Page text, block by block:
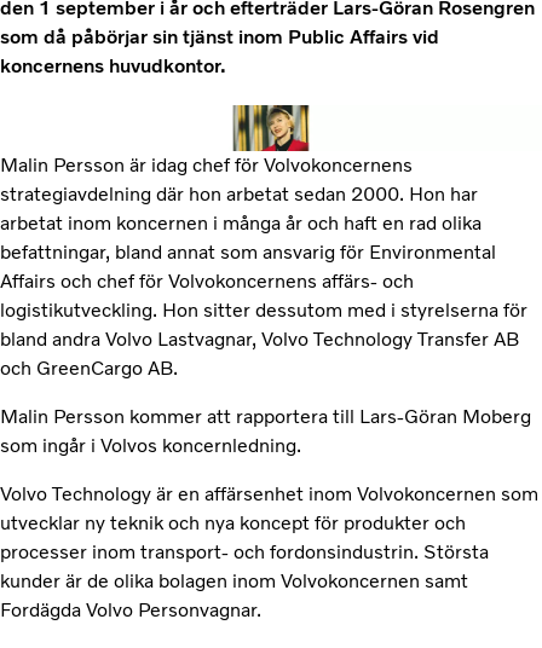
den 1 september i år och efterträder Lars-Göran Rosengren
som då påbörjar sin tjänst inom Public Affairs vid
koncernens huvudkontor.
Malin Persson är idag chef för Volvokoncernens
strategiavdelning där hon arbetat sedan 2000. Hon har
arbetat inom koncernen i många år och haft en rad olika
befattningar, bland annat som ansvarig för Environmental
Affairs och chef för Volvokoncernens affärs- och
logistikutveckling. Hon sitter dessutom med i styrelserna för
bland andra Volvo Lastvagnar, Volvo Technology Transfer AB
och GreenCargo AB.
Malin Persson kommer att rapportera till Lars-Göran Moberg
som ingår i Volvos koncernledning.
Volvo Technology är en affärsenhet inom Volvokoncernen som
utvecklar ny teknik och nya koncept för produkter och
processer inom transport- och fordonsindustrin. Största
kunder är de olika bolagen inom Volvokoncernen samt
Fordägda Volvo Personvagnar.